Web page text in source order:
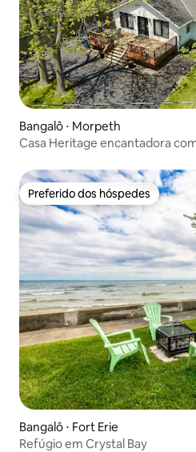
Bangalô ⋅ Morpeth
Casa Heritage encantadora
Preferido dos hóspedes
Preferido dos hóspedes
Bangalô ⋅ Fort Erie
Refúgio em Crystal Bay